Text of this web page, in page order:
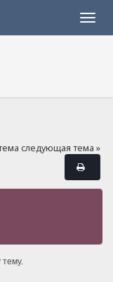
следующая тема »
тему.